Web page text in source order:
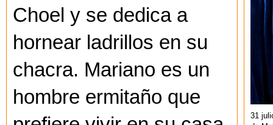
Choel y se dedica a
hornear ladrillos en su
chacra. Mariano es un
hombre ermitaño que
31